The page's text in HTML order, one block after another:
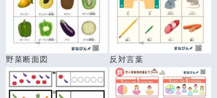
野菜断面図 反対言葉